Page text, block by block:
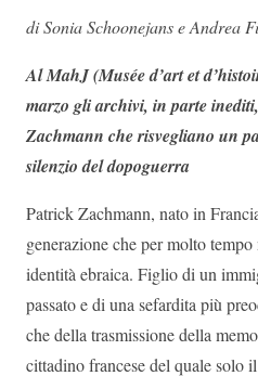
di Sonia Schoonejans e Andrea
Al MahJ (Musée d’art et
marzo gli archivi, in parte
Zachmann che risvegliano un
silenzio del dopoguerra
Patrick Zachmann, nato in
generazione che per molto
identità ebraica. Figlio di un
passato e di una sefardita più
che della trasmissione della
cittadino francese del quale solo